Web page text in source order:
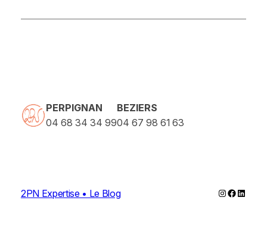
PERPIGNAN
04 68 34 34 99
BEZIERS
04 67 98 61 63
2PN Expertise • Le Blog Instagram